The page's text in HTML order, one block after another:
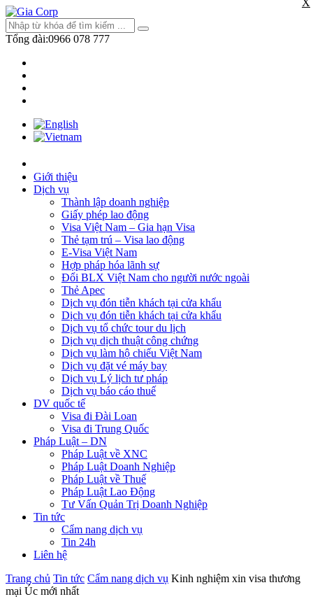
Tổng đài:0966 078 777
Giới thiệu
Dịch vụ
Thành lập doanh nghiệp
Giấy phép lao động
Visa Việt Nam – Gia hạn Visa
Thẻ tạm trú – Visa lao động
E-Visa Việt Nam
Hợp pháp hóa lãnh sự
Đổi BLX Việt Nam cho người nước ngoài
Thẻ Apec
Dịch vụ đón tiễn khách tại cửa khẩu
Dịch vụ đón tiễn khách tại cửa khẩu
Dịch vụ tổ chức tour du lịch
Dịch vụ dịch thuật công chứng
Dịch vụ làm hộ chiếu Việt Nam
Dịch vụ đặt vé máy bay
Dịch vụ Lý lịch tư pháp
Dịch vụ báo cáo thuế
DV quốc tế
Visa đi Đài Loan
Visa đi Trung Quốc
Pháp Luật – DN
Pháp Luật về XNC
Pháp Luật Doanh Nghiệp
Pháp Luật về Thuế
Pháp Luật Lao Động
Tư Vấn Quản Trị Doanh Nghiệp
Tin tức
Cẩm nang dịch vụ
Tin 24h
Liên hệ
Trang chủ Tin tức Cẩm nang dịch vụ Kinh nghiệm xin visa thương
mại Úc mới nhất
X